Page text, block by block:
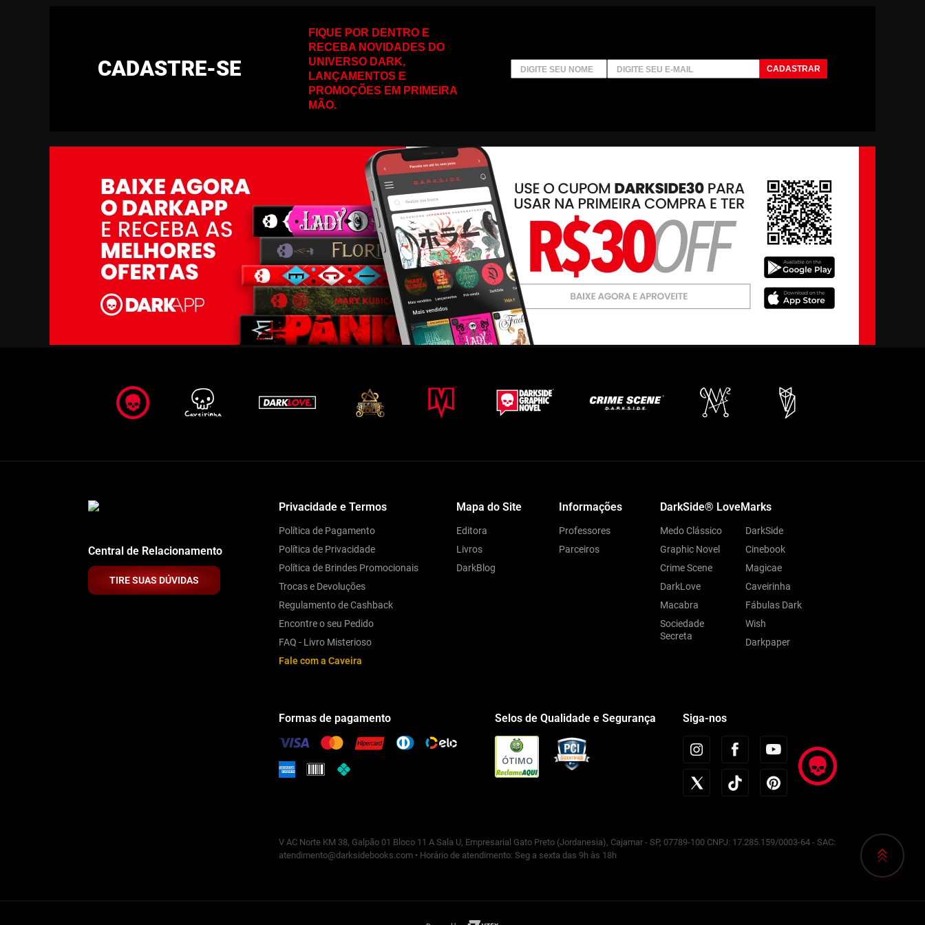
CADASTRE-SE
FIQUE POR DENTRO E
RECEBA NOVIDADES DO
UNIVERSO DARK,
LANÇAMENTOS E
PROMOÇÕES EM PRIMEIRA
MÃO.
CADASTRAR
Central de Relacionamento
TIRE SUAS DÚVIDAS
Privacidade e Termos
Política de Pagamento
Política de Privacidade
Política de Brindes Promocionais
Trocas e Devoluções
Regulamento de Cashback
Encontre o seu Pedido
FAQ - Livro Misterioso
Fale com a Caveira
Mapa do Site
Editora
Livros
DarkBlog
Informações
Professores
Parceiros
DarkSide® LoveMarks
Medo Clássico
Graphic Novel
Crime Scene
DarkLove
Macabra
Sociedade
Secreta
DarkSide
Cinebook
Magicae
Caveirinha
Fábulas Dark
Wish
Darkpaper
Formas de pagamento Selos de Qualidade e Segurança
ÓTIMO
Siga-nos
V AC Norte KM 38, Galpão 01 Bloco 11 A Sala U, Empresarial Gato Preto (Jordanesia), Cajamar - SP, 07789-100 CNPJ: 17.285.159/0003-64 - SAC:
atendimento@darksidebooks.com • Horário de atendimento: Seg a sexta das 9h às 18h